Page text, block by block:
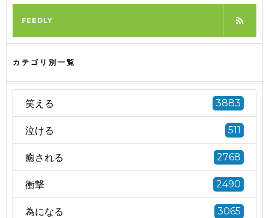
FEEDLY
カテゴリ別一覧
笑える 3883
泣ける 511
癒される 2768
衝撃 2490
為になる 3065